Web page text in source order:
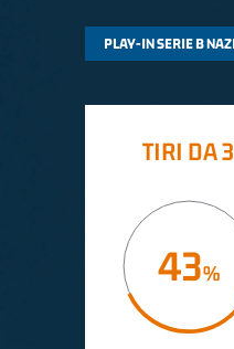
TIRI DA 3
43